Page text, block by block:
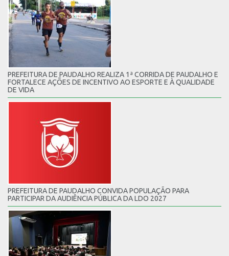
PREFEITURA DE PAUDALHO REALIZA 1ª CORRIDA DE PAUDALHO E
FORTALECE AÇÕES DE INCENTIVO AO ESPORTE E À QUALIDADE
DE VIDA
PREFEITURA DE PAUDALHO CONVIDA POPULAÇÃO PARA
PARTICIPAR DA AUDIÊNCIA PÚBLICA DA LDO 2027